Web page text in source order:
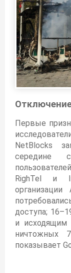
Первые
NetBlocks
середине
RighTel и
доступа;
и исходящим
ничтожных
показывает